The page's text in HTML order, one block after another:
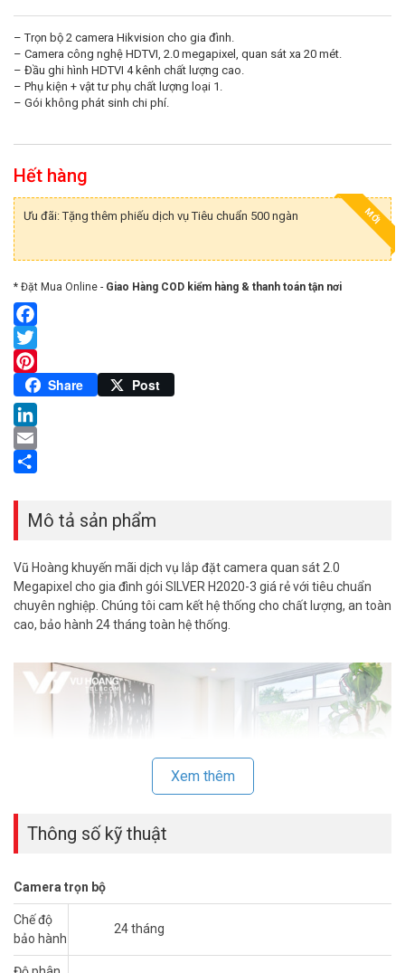
– Trọn bộ 2 camera Hikvision cho gia đình.
– Camera công nghệ HDTVI, 2.0 megapixel, quan sát xa 20 mét.
– Đầu ghi hình HDTVI 4 kênh chất lượng cao.
– Phụ kiện + vật tư phụ chất lượng loại 1.
– Gói không phát sinh chi phí.
Hết hàng
MỚI
Ưu đãi: Tặng thêm phiếu dịch vụ Tiêu chuẩn 500 ngàn
* Đặt Mua Online - Giao Hàng COD kiểm hàng & thanh toán tận nơi
Facebook
Twitter
Pinterest
Share Post
LinkedIn
Email
Mô tả sản phẩm
Vũ Hoàng khuyến mãi dịch vụ lắp đặt camera quan sát 2.0
Megapixel cho gia đình gói SILVER H2020-3 giá rẻ với tiêu chuẩn
chuyên nghiệp. Chúng tôi cam kết hệ thống cho chất lượng, an toàn
cao, bảo hành 24 tháng toàn hệ thống.
Camera giám sát là nhu cầu cần thiết hiện nay khi việc đảm bảo an
ninh luôn được đặt lên hàng đầu. Chính quyền địa phương cũng
thường xuyên khuyến khích người dân nên
bảo an toàn. Vừa bảo vệ tài sản, bảo vệ con người. Vừa góp phần
Xem thêm
Thông số kỹ thuật
Camera trọn bộ
Chế độ
bảo hành
24 tháng